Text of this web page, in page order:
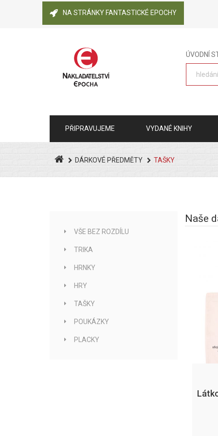
NA STRÁNKY FANTASTICKÉ EPOCHY
ÚVODNÍ
PŘIPRAVUJEME VYDANÉ KNIHY
DÁRKOVÉ PŘEDMĚTY TAŠKY
VŠE BEZ ROZDÍLU
TRIKA
HRNKY
HRY
TAŠKY
POUKÁZKY
PLACKY
Naše